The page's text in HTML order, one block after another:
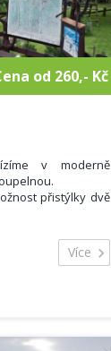
od 260,- Kč
v moderně
přistýlky dvě
kuchyně
Více